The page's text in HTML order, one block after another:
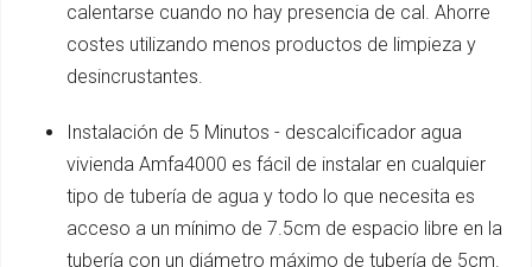
calentarse cuando no hay presencia de cal. Ahorre
costes utilizando menos productos de limpieza y
desincrustantes.
Instalación de 5 Minutos - descalcificador agua
vivienda Amfa4000 es fácil de instalar en cualquier
tipo de tubería de agua y todo lo que necesita es
acceso a un mínimo de 7.5cm de espacio libre en la
tubería con un diámetro máximo de tubería de 5cm.